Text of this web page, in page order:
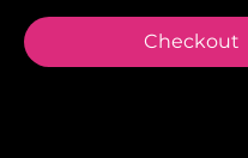
Checkout